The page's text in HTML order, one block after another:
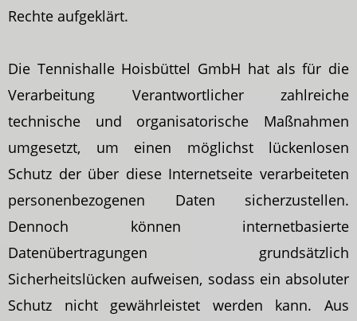
Rechte aufgeklärt.
Die Tennishalle Hoisbüttel GmbH hat als für die
Verarbeitung Verantwortlicher zahlreiche
technische und organisatorische Maßnahmen
umgesetzt, um einen möglichst lückenlosen
Schutz der über diese Internetseite verarbeiteten
personenbezogenen Daten sicherzustellen.
Dennoch können internetbasierte
Datenübertragungen grundsätzlich
Sicherheitslücken aufweisen, sodass ein absoluter
Schutz nicht gewährleistet werden kann. Aus